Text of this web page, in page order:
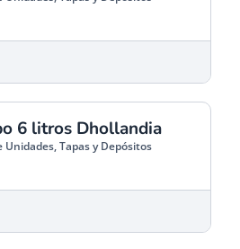
6 litros Dhollandia
Unidades, Tapas y Depósitos